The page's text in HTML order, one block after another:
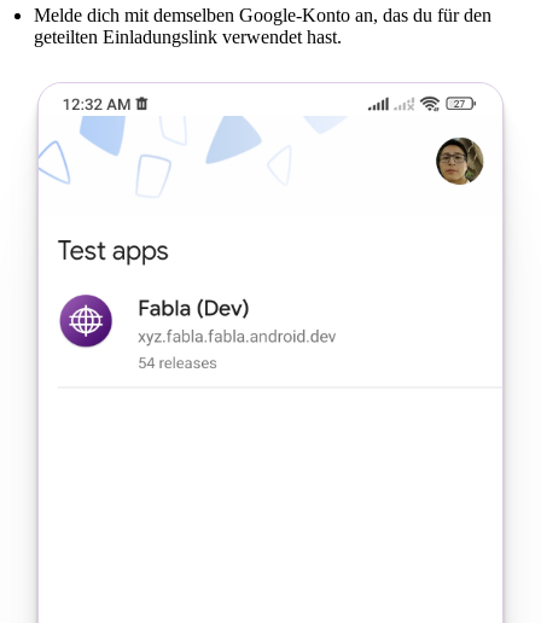
Melde dich mit demselben Google-Konto an, das du für den
geteilten Einladungslink verwendet hast.